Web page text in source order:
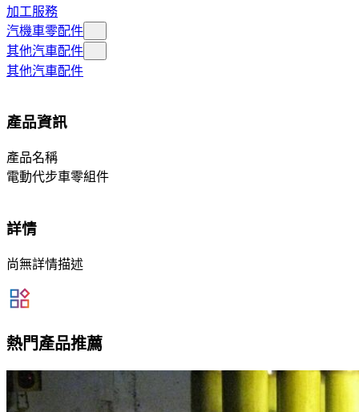
加工服務
汽機車零配件
其他汽車配件
其他汽車配件
產品資訊
產品名稱
電動代步車零組件
詳情
尚無詳情描述
熱門產品推薦